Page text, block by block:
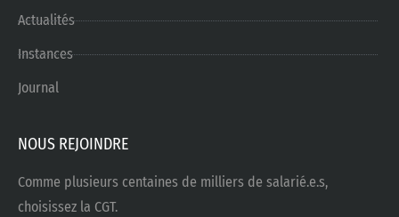
Actualités
Instances
Journal
NOUS REJOINDRE
Comme plusieurs centaines de milliers de salarié.e.s,
choisissez la CGT.